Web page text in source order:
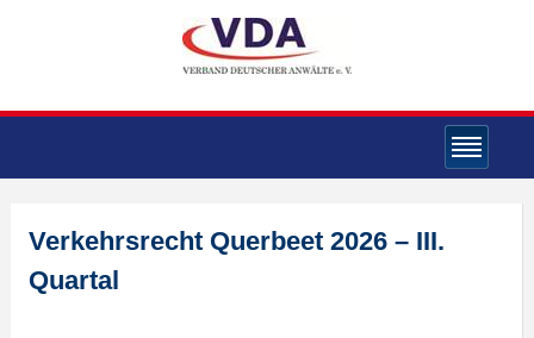
Verkehrsrecht Querbeet 2026 – III.
Quartal